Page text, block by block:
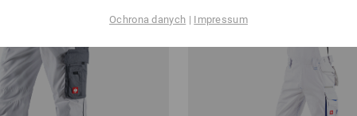
Ochrona danych | Impressum